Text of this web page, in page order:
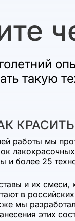
такую
работы мы
и более 25
и их смеси,
в
мы
этих